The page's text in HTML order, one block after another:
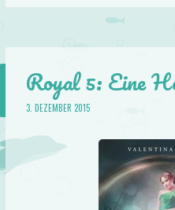
Royal 5: Eine
3. DEZEMBER 2015